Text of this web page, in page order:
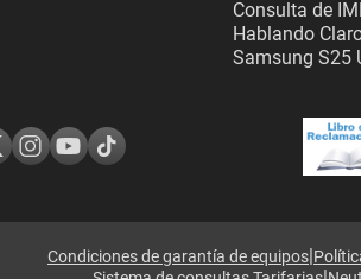
Consulta de
Hablando
Samsung S25
Condiciones de garantía de equipos|